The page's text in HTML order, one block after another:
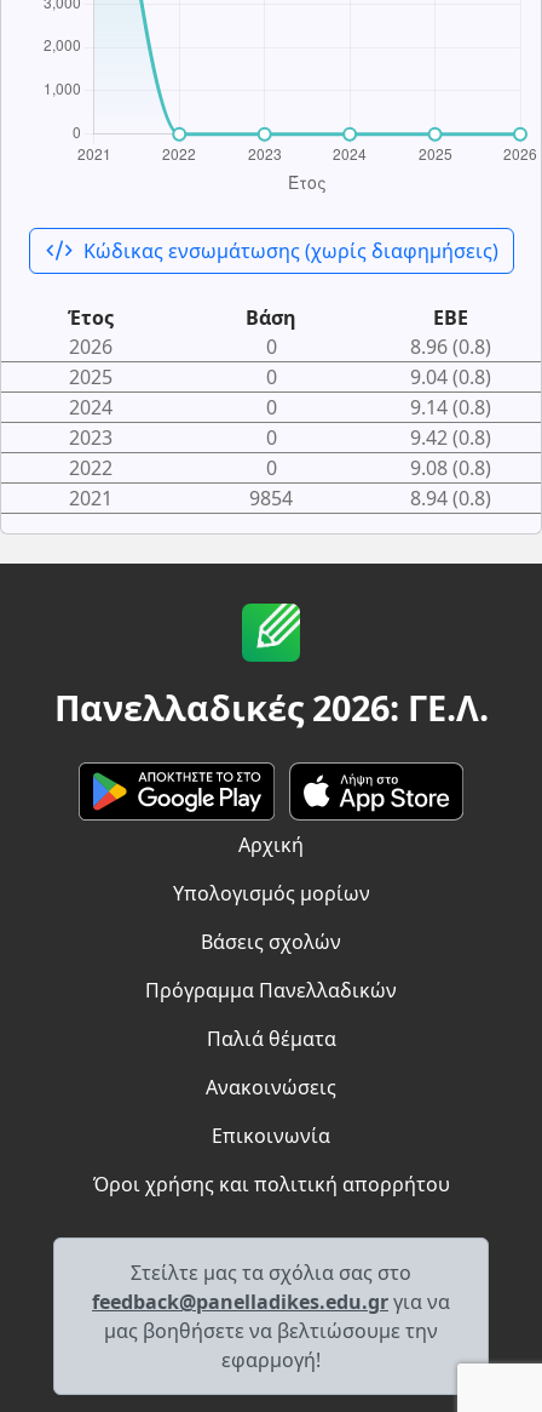
code_xml Κώδικας ενσωμάτωσης (χωρίς διαφημήσεις)
Έτος Βάση
ΕΒΕ
2026
0
8.96 (0.8)
2025
0
9.04 (0.8)
2024
0
9.14 (0.8)
2023
0
9.42 (0.8)
2022
0
9.08 (0.8)
2021
9854 8.94 (0.8)
Πανελλαδικές 2026: ΓΕ.Λ.
Αρχική
Υπολογισμός μορίων
Βάσεις σχολών
Πρόγραμμα Πανελλαδικών
Παλιά θέματα
Ανακοινώσεις
Επικοινωνία
Όροι χρήσης και πολιτική απορρήτου
Στείλτε μας τα σχόλια σας στο
feedback@panelladikes.edu.grγια να
μας βοηθήσετε να βελτιώσουμε την
εφαρμογή!